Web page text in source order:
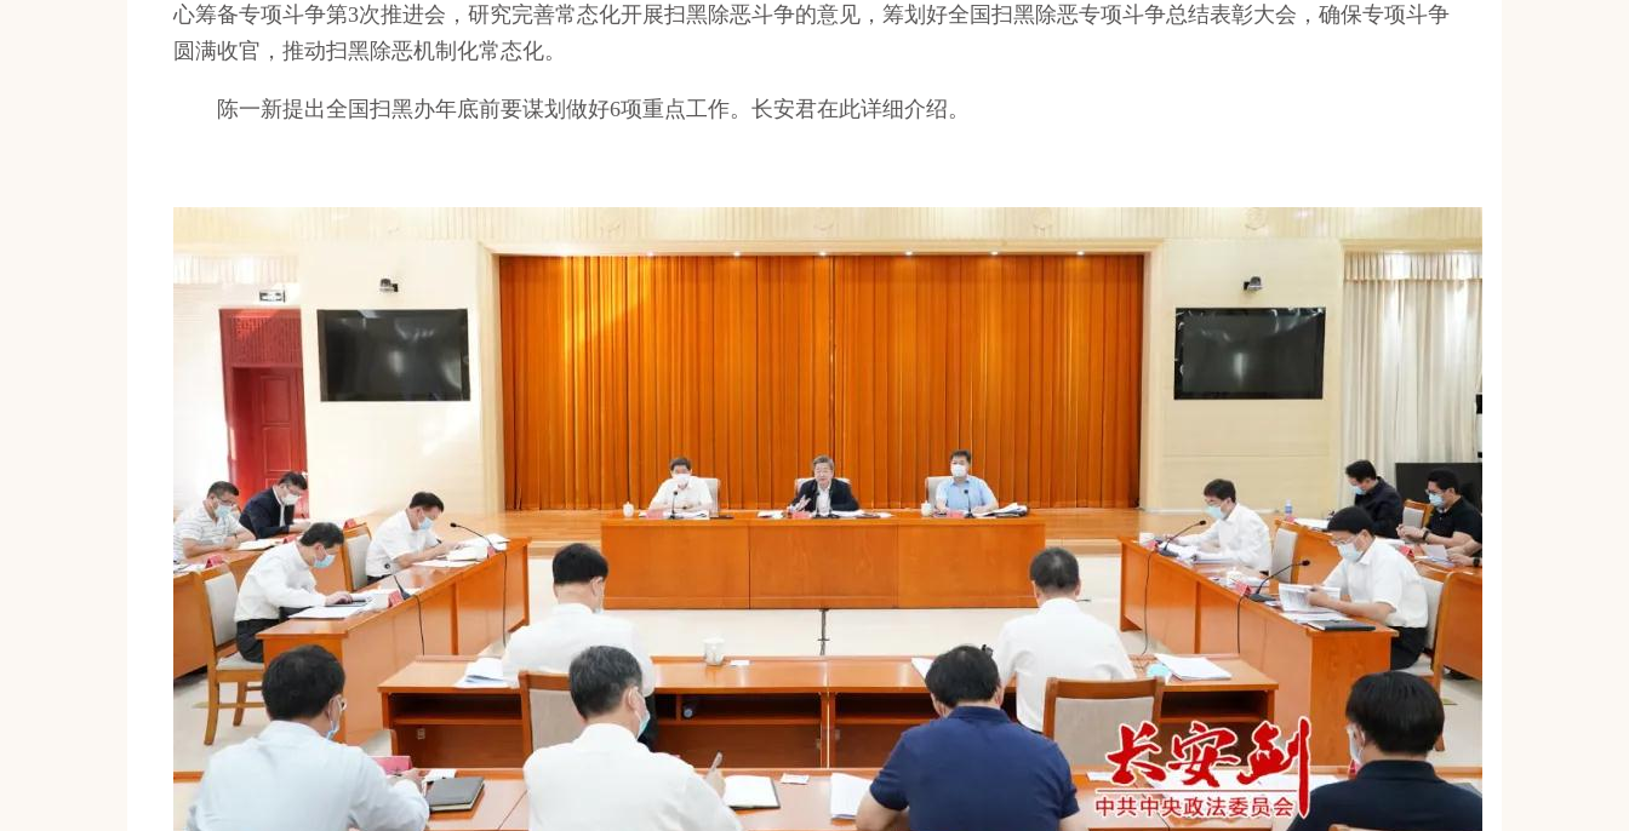
心筹备专项斗争第3次推进会，研究完善常态化开展扫黑除恶斗争的意见，筹划好全国扫黑除恶专项斗争总结表彰大会，确保专项斗争
圆满收官，推动扫黑除恶机制化常态化。
陈一新提出全国扫黑办年底前要谋划做好6项重点工作。长安君在此详细介绍。